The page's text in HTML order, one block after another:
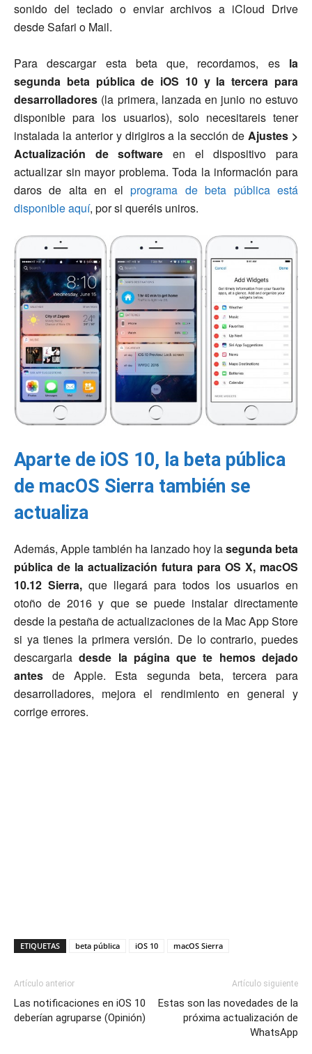
sonido del teclado o enviar archivos a iCloud Drive
desde Safari o Mail.
Para descargar esta beta que, recordamos, es la
segunda beta pública de iOS 10 y la tercera para
desarrolladores (la primera, lanzada en junio no estuvo
disponible para los usuarios), solo necesitareis tener
instalada la anterior y dirigiros a la sección deAjustes >
Actualización de software en el dispositivo para
actualizar sin mayor problema. Toda la información para
daros de alta en elprograma de beta pública está
disponible aquí, por si queréis uniros.
Aparte de iOS 10, la beta pública
de macOS Sierra también se
actualiza
Además, Apple también ha lanzado hoy lasegunda beta
pública de la actualización futura para OS X, macOS
10.12 Sierra, que llegará para todos los usuarios en
otoño de 2016 y que se puede instalar directamente
desde la pestaña de actualizaciones de la Mac App Store
si ya tienes la primera versión. De lo contrario, puedes
descargarladesde la página que te hemos dejado
antes de Apple. Esta segunda beta, tercera para
desarrolladores, mejora el rendimiento en general y
corrige errores.
ETIQUETAS beta pública iOS 10 macOS Sierra
Artículo anterior
Las notificaciones en iOS 10
deberían agruparse (Opinión)
Artículo siguiente
Estas son las novedades de la
próxima actualización de
WhatsApp